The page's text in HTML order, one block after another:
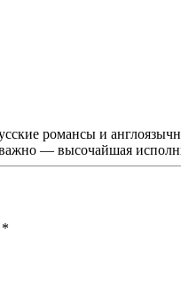
романсы и
— высочайшая
*